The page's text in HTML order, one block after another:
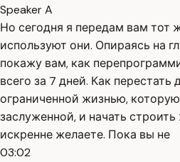
Speaker A
Но сегодня я передам вам тот
используют они. Опираясь на
покажу вам, как
всего за 7 дней. Как перестать
ограниченной жизнью,
заслуженной, и начать
искренне желаете. Пока вы не
03:02